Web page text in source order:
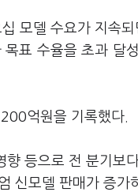
모델 수요가 지속
표 수율을 초과 달
억원을 기록했다.
등으로 전 분기보
신모델 판매가 증가